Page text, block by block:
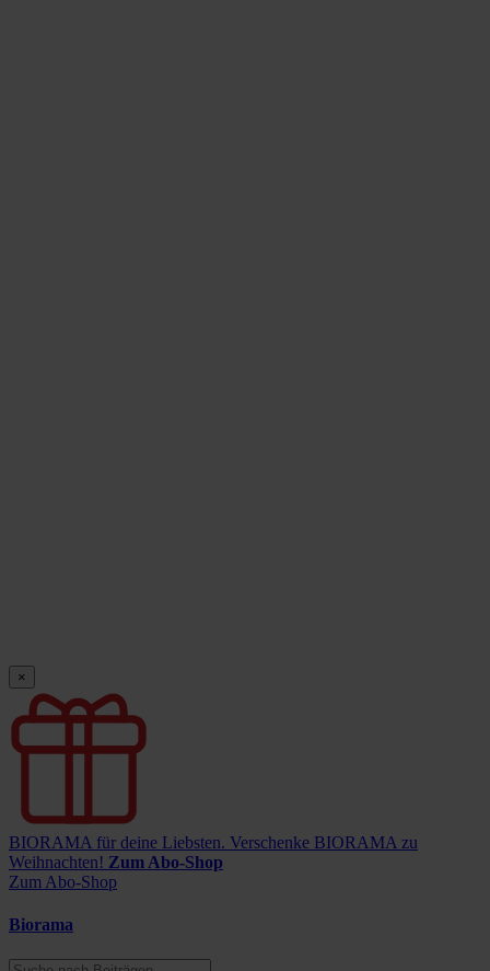
×
BIORAMA für deine Liebsten. Verschenke BIORAMA zu
Weihnachten! Zum Abo-Shop
Zum Abo-Shop
Biorama